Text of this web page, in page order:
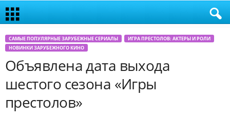
САМЫЕ ПОПУЛЯРНЫЕ ЗАРУБЕЖНЫЕ СЕРИАЛЫ
ИГРА ПРЕСТОЛОВ: АКТЕРЫ И РОЛИ
НОВИНКИ ЗАРУБЕЖНОГО КИНО
Объявлена дата выхода
шестого сезона «Игры
престолов»